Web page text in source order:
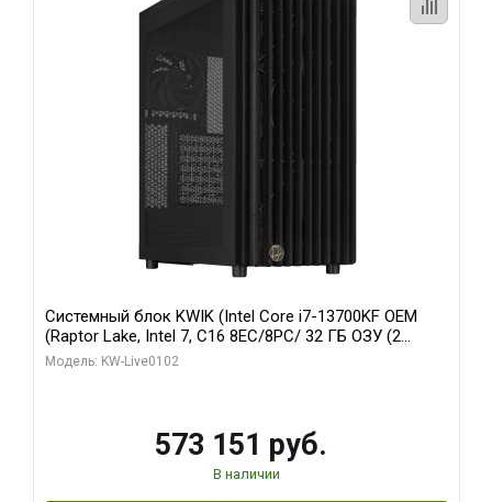
Системный блок KWIK (Intel Core i7-13700KF OEM
(Raptor Lake, Intel 7, C16 8EC/8PC/ 32 ГБ ОЗУ (2
модуля)/ Afox RTX4090 24GB GDDR6X 384-Bit 3xDP
Модель: KW-Live0102
573 151 руб.
В наличии